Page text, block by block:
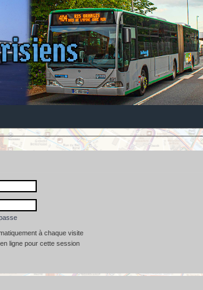
à chaque visite
ligne pour cette session